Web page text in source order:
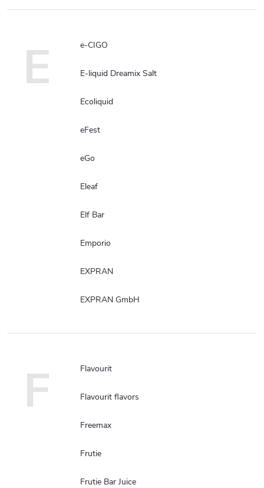
E e-CIGO
E-liquid Dreamix Salt
Ecoliquid
eFest
eGo
Eleaf
Elf Bar
Emporio
EXPRAN
EXPRAN GmbH
F Flavourit
Flavourit flavors
Freemax
Frutie
Frutie Bar Juice